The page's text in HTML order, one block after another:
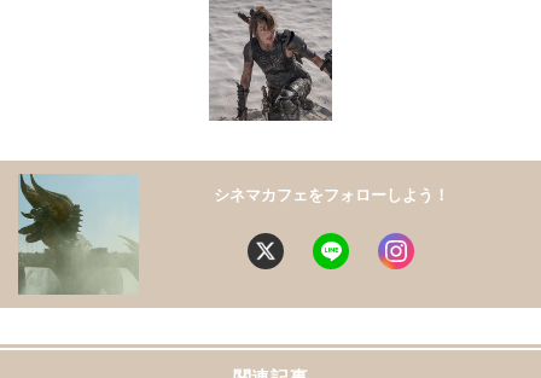
シネマカフェをフォローしよう！